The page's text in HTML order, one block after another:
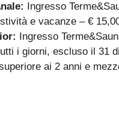
Ingresso
e vacanze – €
Ingresso
i giorni, escluso il 31
ai 2 anni e